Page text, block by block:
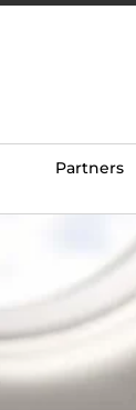
Partners